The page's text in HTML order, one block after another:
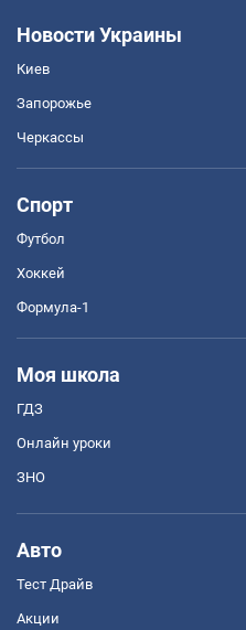
Новости Украины
Киев
Запорожье
Черкассы
Спорт
Футбол
Хоккей
Формула-1
Моя школа
ГДЗ
Онлайн уроки
ЗНО
Авто
Тест Драйв
Акции